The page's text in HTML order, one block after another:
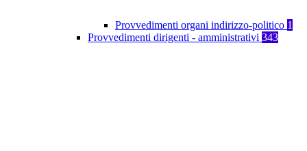
Provvedimenti organi indirizzo-politico 1
Provvedimenti dirigenti - amministrativi 343